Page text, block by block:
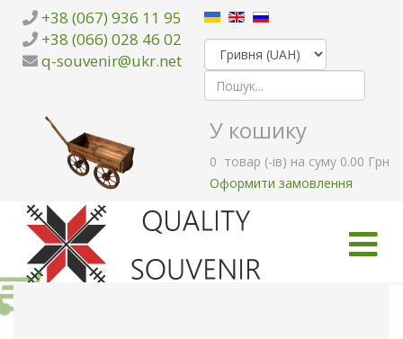
+38 (067) 936 11 95
+38 (066) 028 46 02
q-souvenir@ukr.net
У кошику
0 товар (-ів) на суму 0.00 Грн
Оформити замовлення